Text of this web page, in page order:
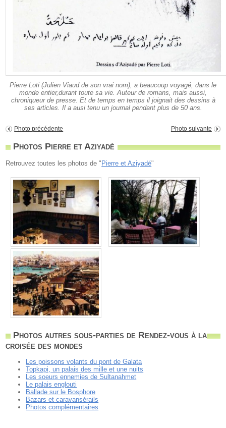
Pierre Loti (Julien Viaud de son vrai nom), a beaucoup voyagé, dans le
monde entier,durant toute sa vie. Auteur de romans, mais aussi,
chroniqueur de presse. Et de temps en temps il joignait des dessins à
ses articles. Il a ausi tenu un journal pendant plus de 50 ans.
Photo précédente Photo suivante
Photos Pierre et Aziyadé
Retrouvez toutes les photos de " Pierre et Aziyadé"
Photos autres sous-parties de Rendez-vous à la
croisée des mondes
Les poissons volants du pont de Galata
Topkapi, un palais des mille et une nuits
Les soeurs ennemies de Sultanahmet
Le palais englouti
Ballade sur le Bosphore
Bazars et caravansérails
Photos complémentaires